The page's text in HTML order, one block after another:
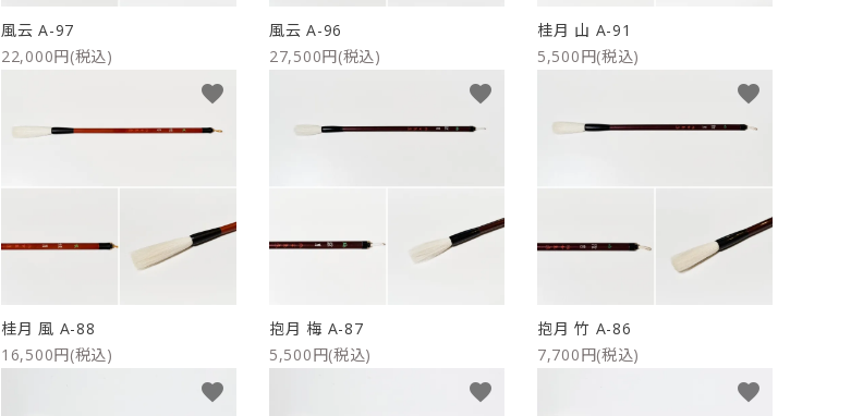
風云 A-97
22,000円(税込)
風云 A-96
27,500円(税込)
桂月 山 A-91
5,500円(税込)
桂月 風 A-88
16,500円(税込)
favorite
抱月 梅 A-87
5,500円(税込)
favorite
抱月 竹 A-86
7,700円(税込)
favorite
favorite favorite favorite